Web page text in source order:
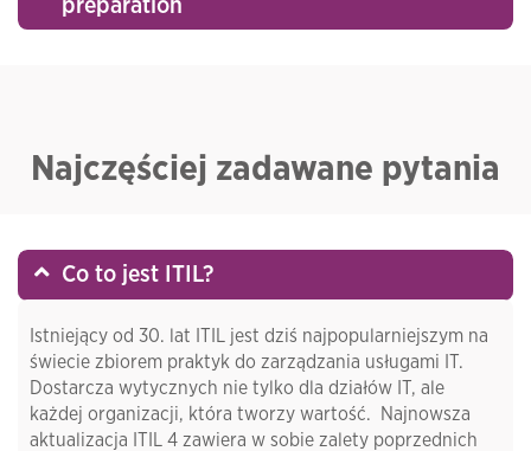
preparation
Najczęściej zadawane pytania
Co to jest ITIL?
Istniejący od 30. lat ITIL jest dziś najpopularniejszym na
świecie zbiorem praktyk do zarządzania usługami IT.
Dostarcza wytycznych nie tylko dla działów IT, ale
każdej organizacji, która tworzy wartość. Najnowsza
aktualizacja ITIL 4 zawiera w sobie zalety poprzednich